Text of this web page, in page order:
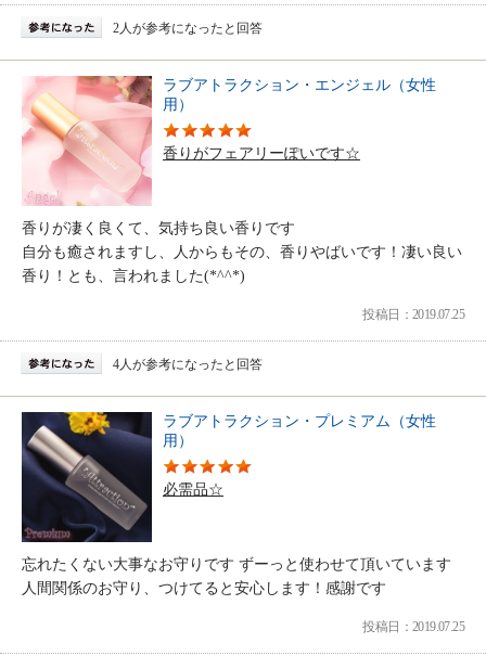
2人が参考になったと回答
ラブアトラクション・エンジェル（女性
用）
香りがフェアリーぽいです☆
香りが凄く良くて、気持ち良い香りです
自分も癒されますし、人からもその、香りやばいです！凄い良い
香り！とも、言われました(*^^*)
投稿日：2019.07.25
4人が参考になったと回答
ラブアトラクション・プレミアム（女性
用）
必需品☆
忘れたくない大事なお守りです ずーっと使わせて頂いています
人間関係のお守り、つけてると安心します！感謝です
投稿日：2019.07.25